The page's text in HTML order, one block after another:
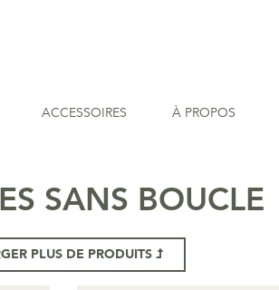
ACCESSOIRES À PROPOS
SANS BOUCLE
PLUS DE PRODUITS